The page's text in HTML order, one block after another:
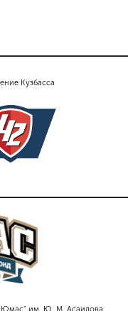
Кузбасса
"Юмас" им. Ю. М. Асаилова